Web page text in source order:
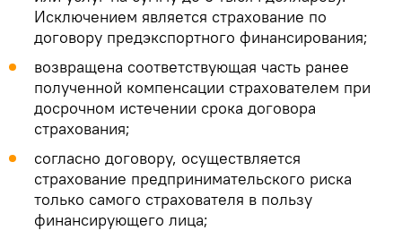
Исключением является страхование по
договору предэкспортного финансирования;
возвращена соответствующая часть ранее
полученной компенсации страхователем при
досрочном истечении срока договора
страхования;
согласно договору, осуществляется
страхование предпринимательского риска
только самого страхователя в пользу
финансирующего лица;